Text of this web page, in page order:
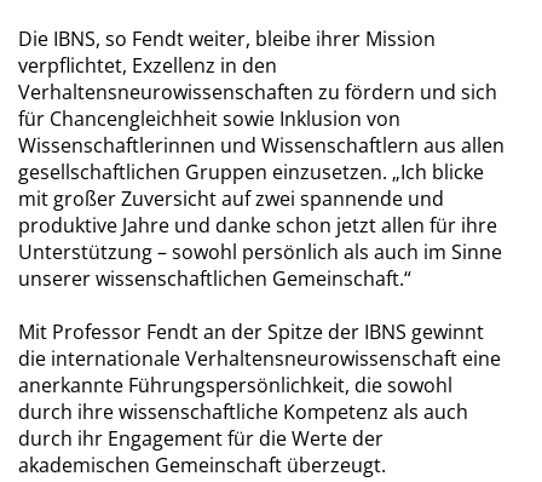
Die IBNS, so Fendt weiter, bleibe ihrer Mission
verpflichtet, Exzellenz in den
Verhaltensneurowissenschaften zu fördern und sich
für Chancengleichheit sowie Inklusion von
Wissenschaftlerinnen und Wissenschaftlern aus allen
gesellschaftlichen Gruppen einzusetzen. „Ich blicke
mit großer Zuversicht auf zwei spannende und
produktive Jahre und danke schon jetzt allen für ihre
Unterstützung – sowohl persönlich als auch im Sinne
unserer wissenschaftlichen Gemeinschaft.“
Mit Professor Fendt an der Spitze der IBNS gewinnt
die internationale Verhaltensneurowissenschaft eine
anerkannte Führungspersönlichkeit, die sowohl
durch ihre wissenschaftliche Kompetenz als auch
durch ihr Engagement für die Werte der
akademischen Gemeinschaft überzeugt.